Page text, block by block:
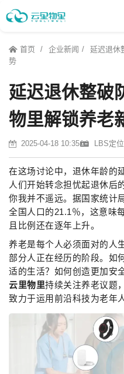
首页 企业新闻
延迟退休
势
延迟退休整破
物里解锁养老
2025-04-18 10:35 LBS定位
在这场讨论中，退休年龄的
人们开始转念担忧起退休后
你我并不遥远。据国家统计
全国人口的21.1％，这意味
且比例还在逐年上升。
养老是每个人必须面对的人
部分人正在经历的阶段。如
适的生活？如何创造更加安
云里物里持续关注养老议题，
致力于运用前沿科技为老年